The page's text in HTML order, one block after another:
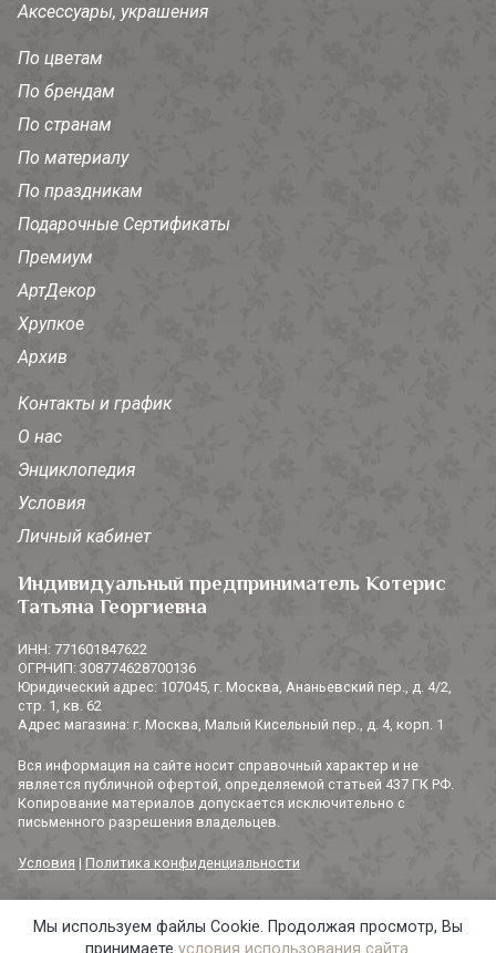
Аксессуары, украшения
По цветам
По брендам
По странам
По материалу
По праздникам
Подарочные Сертификаты
Премиум
АртДекор
Хрупкое
Архив
Контакты и график
О нас
Энциклопедия
Условия
Личный кабинет
Индивидуальный предприниматель Котерис
Татьяна Георгиевна
ИНН: 771601847622
ОГРНИП: 308774628700136
Юридический адрес: 107045, г. Москва, Ананьевский пер., д. 4/2,
стр. 1, кв. 62
Адрес магазина: г. Москва, Малый Кисельный пер., д. 4, корп. 1
Вся информация на сайте носит справочный характер и не
является публичной офертой, определяемой статьей 437 ГК РФ.
Копирование материалов допускается исключительно с
письменного разрешения владельцев.
Условия | Политика конфиденциальности
© 2014-2026 «3 СОРОКИ». Все права защищены.
Мы используем файлы Cookie. Продолжая просмотр, Вы
принимаете условия использования сайта